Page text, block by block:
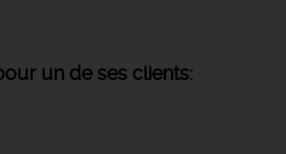
un de ses clients: